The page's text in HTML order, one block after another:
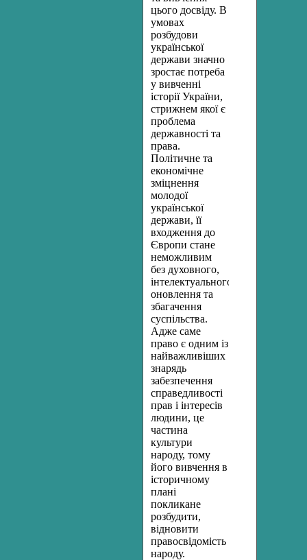
цього досвіду. В
умовах
розбудови
української
держави значно
зростає потреба
у вивченні
історії України,
стрижнем якої є
проблема
державності та
права.
Політичне та
економічне
зміцнення
молодої
української
держави, її
входження до
Європи стане
неможливим
без духовного,
інтелектуального
оновлення та
збагачення
суспільства.
Адже саме
право є одним із
найважливіших
знарядь
забезпечення
справедливості
прав і інтересів
людини, це
частина
культури
народу, тому
його вивчення в
історичному
плані
покликане
розбудити,
відновити
правосвідомість
народу.